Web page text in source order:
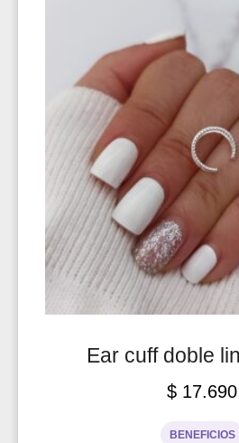
Ear cuff doble
$ 17.690
BENEFICIOS